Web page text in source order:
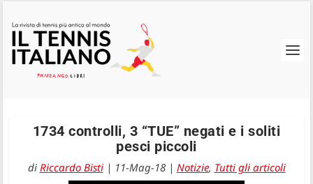
1734 controlli, 3 “TUE” negati e i soliti
pesci piccoli
di Riccardo Bisti| 11-Mag-18| Notizie, Tutti gli articoli